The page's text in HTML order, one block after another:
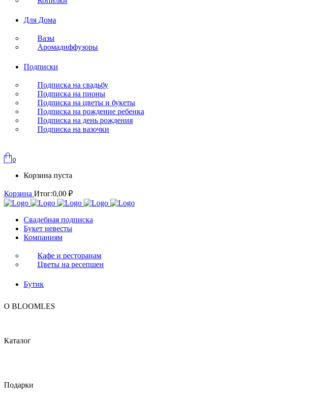
Для Дома
Вазы
Аромадиффузоры
Подписки
Подписка на свадьбу
Подписка на пионы
Подписка на цветы и букеты
Подписка на рождение ребенка
Подписка на день рождения
Подписка на вазочки
0
Корзина пуста
Корзина Итог:0,00 ₽
Свадебная подписка
Букет невесты
Компаниям
Кафе и ресторанам
Цветы на ресепшен
Бутик
O BLOOMLES
Каталог
Подарки